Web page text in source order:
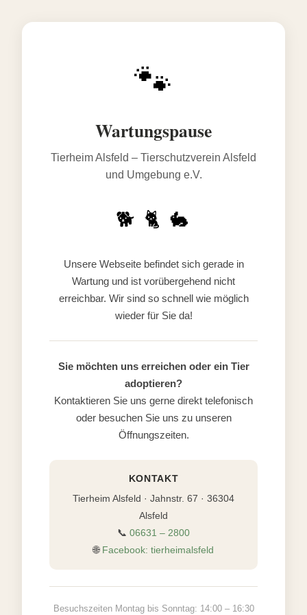
🐾
Wartungspause
Tierheim Alsfeld – Tierschutzverein Alsfeld
und Umgebung e.V.
🐕 🐈 🐇
Unsere Webseite befindet sich gerade in
Wartung und ist vorübergehend nicht
erreichbar. Wir sind so schnell wie möglich
wieder für Sie da!
Sie möchten uns erreichen oder ein Tier
adoptieren?
Kontaktieren Sie uns gerne direkt telefonisch
oder besuchen Sie uns zu unseren
Öffnungszeiten.
KONTAKT
Tierheim Alsfeld · Jahnstr. 67 · 36304
Alsfeld
📞 06631 – 2800
🌐 Facebook: tierheimalsfeld
Besuchszeiten Montag bis Sonntag: 14:00 – 16:30